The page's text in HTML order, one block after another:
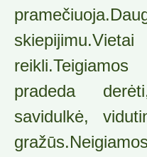
pradeda
savidulkė,